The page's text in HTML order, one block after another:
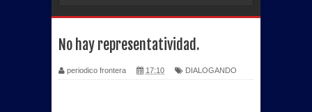
No hay representatividad.
periodico frontera 17:10 DIALOGANDO